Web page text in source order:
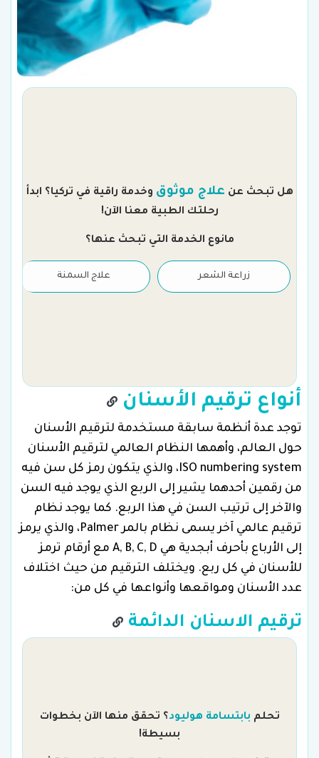
هل تبحث عن علاج موثوق وخدمة راقية في تركيا؟ ابدأ
رحلتك الطبية معنا الآن!
مانوع الخدمة التي تبحث عنها؟
زراعة الشعر علاج السمنة
أنواع ترقيم الأسنان
توجد عدة أنظمة سابقة مستخدمة لترقيم الأسنان
حول العالم، وأهمها النظام العالمي لترقيم الأسنان
ISO numbering system، والذي يتكون رمز كل سن فيه
من رقمين أحدهما يشير إلى الربع الذي يوجد فيه السن
والآخر إلى ترتيب السن في هذا الربع. كما يوجد نظام
ترقيم عالمي آخر يسمى نظام بالمر Palmer، والذي يرمز
إلى الأرباع بأحرف أبجدية هي A, B, C, D مع أرقام ترمز
للأسنان في كل ربع. ويختلف الترقيم من حيث اختلاف
عدد الأسنان ومواقعها وأنواعها في كل من:
ترقيم الاسنان الدائمة
تحلم بابتسامة هوليود؟ تحقق منها الآن بخطوات
بسيطة!